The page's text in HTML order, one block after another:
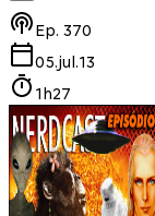
Ep. 370
05.jul.13
1h27